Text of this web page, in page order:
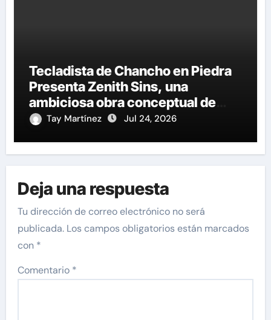
Tecladista de Chancho en Piedra
Presenta Zenith Sins, una
ambiciosa obra conceptual de
rock y metal progresivo
Tay Martínez Jul 24, 2026
Deja una respuesta
Tu dirección de correo electrónico no será
publicada. Los campos obligatorios están marcados
con *
Comentario *